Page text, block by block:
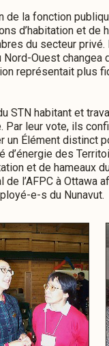
de la fonction
d’habitation et de
du secteur privé.
Ouest
représentait plus
STN habitant et
Par leur vote, ils
un Élément distinct
d’énergie des
et de hameaux
l’AFPC à Ottawa
e-s du Nunavut.